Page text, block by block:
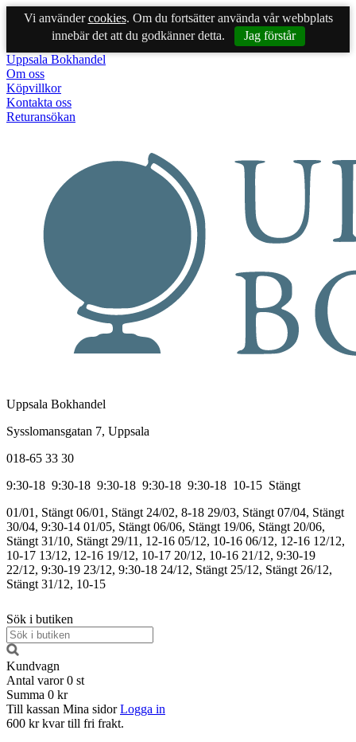
Vi användercookies. Om du fortsätter använda vår webbplats
innebär det att du godkänner detta.
Jag förstår
Uppsala Bokhandel
Om oss
Köpvillkor
Kontakta oss
Returansökan
Uppsala Bokhandel
Sysslomansgatan 7, Uppsala
018-65 33 30
9:30-18 9:30-18 9:30-18 9:30-18 9:30-18 10-15 Stängt
01/01, Stängt 06/01, Stängt 24/02, 8-18 29/03, Stängt 07/04, Stängt
30/04, 9:30-14 01/05, Stängt 06/06, Stängt 19/06, Stängt 20/06,
Stängt 31/10, Stängt 29/11, 12-16 05/12, 10-16 06/12, 12-16 12/12,
10-17 13/12, 12-16 19/12, 10-17 20/12, 10-16 21/12, 9:30-19
22/12, 9:30-19 23/12, 9:30-18 24/12, Stängt 25/12, Stängt 26/12,
Stängt 31/12, 10-15
Sök i butiken
Kundvagn
Antal varor 0 st
Summa 0 kr
Till kassan Mina sidor Logga in
600 kr kvar till fri frakt.